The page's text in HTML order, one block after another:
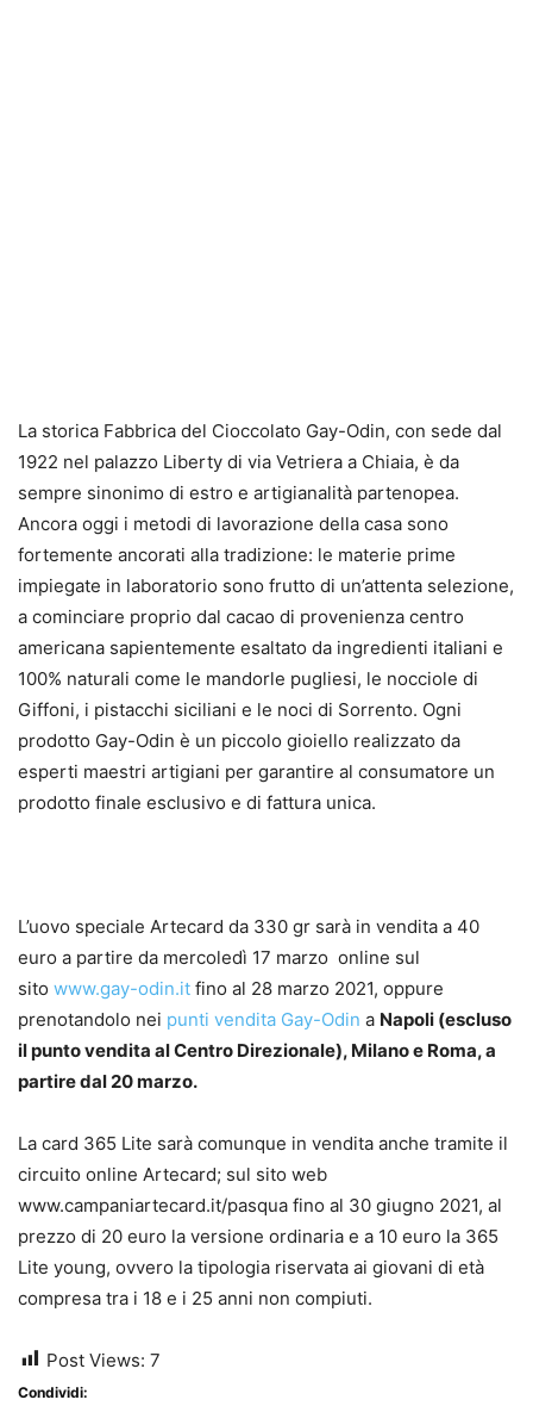
La storica Fabbrica del Cioccolato Gay-Odin, con sede dal
1922 nel palazzo Liberty di via Vetriera a Chiaia, è da
sempre sinonimo di estro e artigianalità partenopea.
Ancora oggi i metodi di lavorazione della casa sono
fortemente ancorati alla tradizione: le materie prime
impiegate in laboratorio sono frutto di un’attenta selezione,
a cominciare proprio dal cacao di provenienza centro
americana sapientemente esaltato da ingredienti italiani e
100% naturali come le mandorle pugliesi, le nocciole di
Giffoni, i pistacchi siciliani e le noci di Sorrento. Ogni
prodotto Gay-Odin è un piccolo gioiello realizzato da
esperti maestri artigiani per garantire al consumatore un
prodotto finale esclusivo e di fattura unica.
L’uovo speciale Artecard da 330 gr sarà in vendita a 40
euro a partire da mercoledì 17 marzo online sul
sito www.gay-odin.it fino al 28 marzo 2021, oppure
prenotandolo nei punti vendita Gay-Odin a Napoli (escluso
il punto vendita al Centro Direzionale), Milano e Roma, a
partire dal 20 marzo.
La card 365 Lite sarà comunque in vendita anche tramite il
circuito online Artecard; sul sito web
www.campaniartecard.it/pasqua fino al 30 giugno 2021, al
prezzo di 20 euro la versione ordinaria e a 10 euro la 365
Lite young, ovvero la tipologia riservata ai giovani di età
compresa tra i 18 e i 25 anni non compiuti.
Post Views: 7
Condividi: